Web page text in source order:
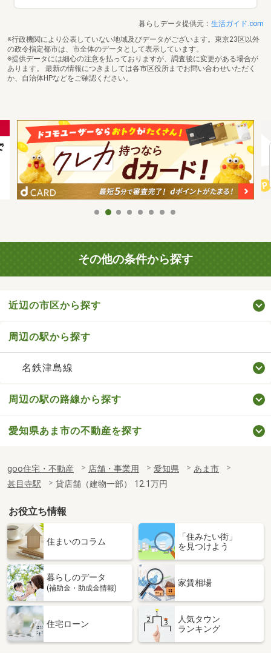
暮らしデータ提供元： 生活ガイド.com
※行政機関により公表していない地域及びデータがございます。東京23区以外
の政令指定都市は、市全体のデータとして表示しています。
※提供データには細心の注意を払っておりますが、調査後に変更がある場合が
あります。 最新の情報につきましては各市区役所までお問い合わせいただく
か、自治体HPなどをご確認ください。
その他の条件から探す
近辺の市区から探す
周辺の駅から探す
名鉄津島線
周辺の駅の路線から探す
愛知県あま市の不動産を探す
goo住宅・不動産 店舗・事業用 愛知県
あま市
甚目寺駅
貸店舗（建物一部） 12.1万円
お役立ち情報
住まいのコラム
「住みたい街」
を見つけよう
暮らしのデータ
(補助金・助成金情報)
家賃相場
住宅ローン
人気タウン
ランキング